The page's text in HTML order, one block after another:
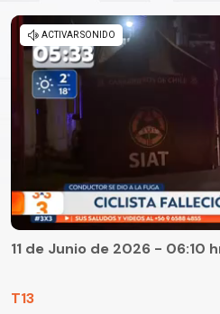
T13
11 de Junio de 2026 - 06:10